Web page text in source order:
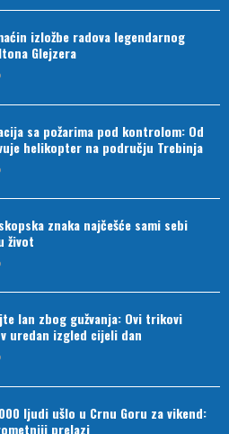
izložbe radova legendarnog
Glejzera
sa požarima pod kontrolom: Od
helikopter na području Trebinja
znaka najčešće sami sebi
život
lan zbog gužvanja: Ovi trikovi
uredan izgled cijeli dan
ljudi ušlo u Crnu Goru za vikend:
prelazi